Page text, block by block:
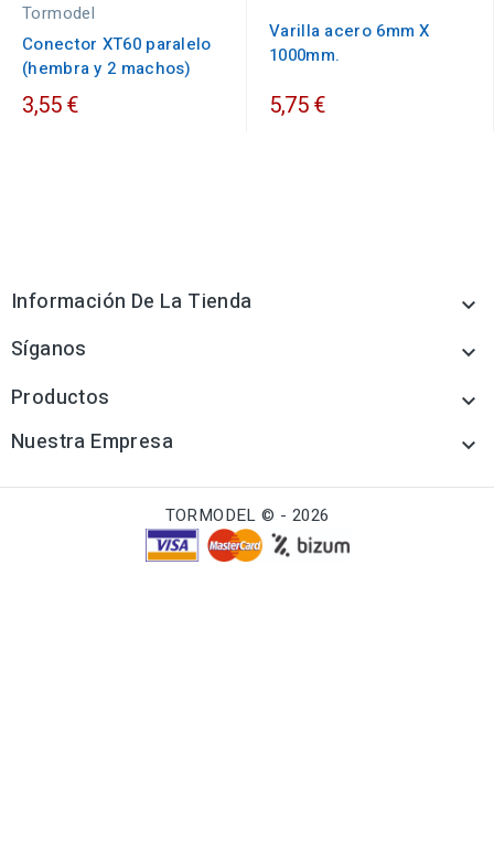
Tormodel
Conector XT60 paralelo
(hembra y 2 machos)
3,55 €
Varilla acero 6mm X
1000mm.
5,75 €
Información De La Tienda 
Síganos 
Productos 
Nuestra Empresa 
TORMODEL © - 2026